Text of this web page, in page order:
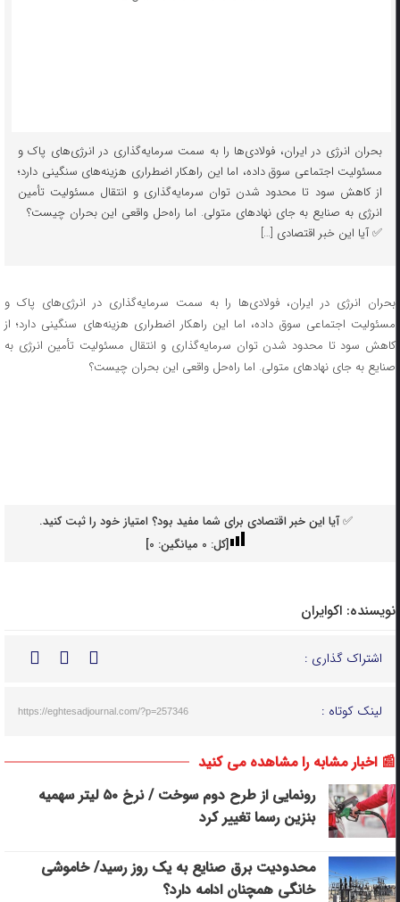
بحران انرژی در ایران، فولادی‌ها را به سمت سرمایه‌گذاری در انرژی‌های پاک و
مسئولیت اجتماعی سوق داده، اما این راهکار اضطراری هزینه‌های سنگینی دارد؛
از کاهش سود تا محدود شدن توان سرمایه‌گذاری و انتقال مسئولیت تأمین
انرژی به صنایع به جای نهادهای متولی. اما راه‌حل واقعی این بحران چیست؟
✅ آیا این خبر اقتصادی […]
بحران انرژی در ایران، فولادی‌ها را به سمت سرمایه‌گذاری در انرژی‌های پاک و
مسئولیت اجتماعی سوق داده، اما این راهکار اضطراری هزینه‌های سنگینی دارد؛ از
کاهش سود تا محدود شدن توان سرمایه‌گذاری و انتقال مسئولیت تأمین انرژی به
صنایع به جای نهادهای متولی. اما راه‌حل واقعی این بحران چیست؟
✅ آیا این خبر اقتصادی برای شما مفید بود؟ امتیاز خود را ثبت کنید.
[کل: 0میانگین: 0
]
نویسنده: اکوایران
اشتراک گذاری :
لینک کوتاه : https://eghtesadjournal.com/?p=257346
📰 اخبار مشابه را مشاهده می کنید
رونمایی از طرح دوم سوخت / نرخ ۵۰ لیتر سهمیه
بنزین رسما تغییر کرد
محدودیت برق صنایع به یک روز رسید/ خاموشی
خانگی همچنان ادامه دارد؟